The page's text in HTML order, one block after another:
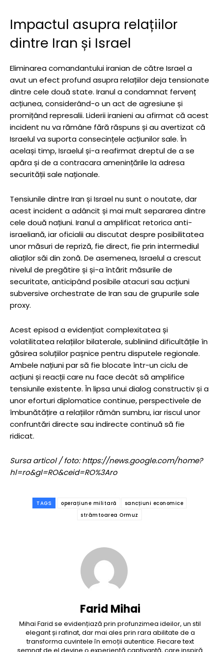
Impactul asupra relațiilor
dintre Iran și Israel
Eliminarea comandantului iranian de către Israel a
avut un efect profund asupra relațiilor deja tensionate
dintre cele două state. Iranul a condamnat fervenț
acțiunea, considerând-o un act de agresiune și
promițând represalii. Liderii iranieni au afirmat că acest
incident nu va rămâne fără răspuns și au avertizat că
Israelul va suporta consecințele acțiunilor sale. În
același timp, Israelul și-a reafirmat dreptul de a se
apăra și de a contracara amenințările la adresa
securității sale naționale.
Tensiunile dintre Iran și Israel nu sunt o noutate, dar
acest incident a adâncit și mai mult separarea dintre
cele două națiuni. Iranul a amplificat retorica anti-
israeliană, iar oficialii au discutat despre posibilitatea
unor măsuri de repriză, fie direct, fie prin intermediul
aliaților săi din zonă. De asemenea, Israelul a crescut
nivelul de pregătire și și-a întărit măsurile de
securitate, anticipând posibile atacuri sau acțiuni
subversive orchestrate de Iran sau de grupurile sale
proxy.
Acest episod a evidențiat complexitatea și
volatilitatea relațiilor bilaterale, subliniind dificultățile în
găsirea soluțiilor pașnice pentru disputele regionale.
Ambele națiuni par să fie blocate într-un ciclu de
acțiuni și reacții care nu face decât să amplifice
tensiunile existente. În lipsa unui dialog constructiv și a
unor eforturi diplomatice continue, perspectivele de
îmbunătățire a relațiilor rămân sumbru, iar riscul unor
confruntări directe sau indirecte continuă să fie
ridicat.
Sursa articol / foto: https://news.google.com/home?
hl=ro&gl=RO&ceid=RO%3Aro
TAGS operațiune militară
sancțiuni economice
strâmtoarea Ormuz
Farid Mihai
Mihai Farid se evidențiază prin profunzimea ideilor, un stil
elegant și rafinat, dar mai ales prin rara abilitate de a
transforma cuvintele în emoții autentice. Fiecare text
semnat de el devine o experiență captivantă, care inspiră